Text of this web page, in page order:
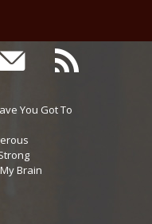
You Got To
Brain